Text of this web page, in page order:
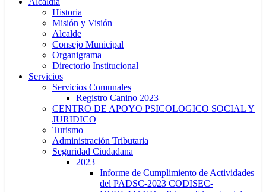
Historia
Misión y Visión
Alcalde
Consejo Municipal
Organigrama
Directorio Institucional
Servicios
Servicios Comunales
Registro Canino 2023
CENTRO DE APOYO PSICOLOGICO SOCIAL Y
JURIDICO
Turismo
Administración Tributaria
Seguridad Ciudadana
2023
Informe de Cumplimiento de Actividades
del PADSC-2023 CODISEC-